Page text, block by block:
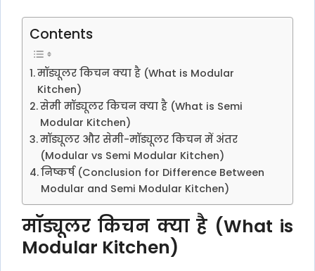
Contents
मॉड्यूलर किचन क्या है (What is Modular
Kitchen)
सेमी मॉड्यूलर किचन क्या है (What is Semi
Modular Kitchen)
मॉड्यूलर और सेमी-मॉड्यूलर किचन में अंतर
(Modular vs Semi Modular Kitchen)
निष्कर्ष (Conclusion for Difference Between
Modular and Semi Modular Kitchen)
मॉड्यूलर किचन क्या है (What is
Modular Kitchen)